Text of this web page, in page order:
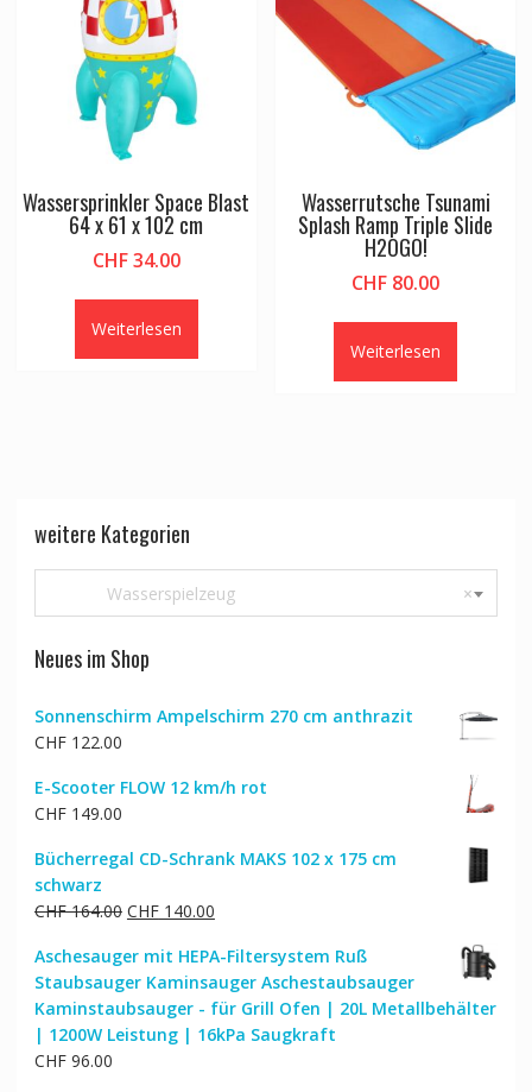
Wassersprinkler Space Blast
64 x 61 x 102 cm
CHF34.00
Weiterlesen
Wasserrutsche Tsunami
Splash Ramp Triple Slide
H2OGO!
CHF 80.00
Weiterlesen
weitere Kategorien
×
Wasserspielzeug
Neues im Shop
Sonnenschirm Ampelschirm 270 cm anthrazit
CHF122.00
E-Scooter FLOW 12 km/h rot
CHF149.00
Bücherregal CD-Schrank MAKS 102 x 175 cm
schwarz
CHF164.00 Ursprünglicher
war:
CHF 164.00
CHF140.00Aktueller
ist:
CHF 140.00.
Aschesauger mit HEPA-Filtersystem Ruß
Staubsauger Kaminsauger Aschestaubsauger
Kaminstaubsauger - für Grill Ofen | 20L Metallbehälter
| 1200W Leistung | 16kPa Saugkraft
CHF96.00